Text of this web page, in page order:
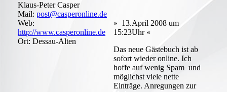
Klaus-Peter Casper
Mail: post@casperonline.de
Web:
http://www.casperonline.de
Ort: Dessau-Alten
» 13.April 2008 um
15:23Uhr «
Das neue Gästebuch ist ab
sofort wieder online. Ich
hoffe auf wenig Spam und
möglichst viele nette
Einträge. Anregungen zur